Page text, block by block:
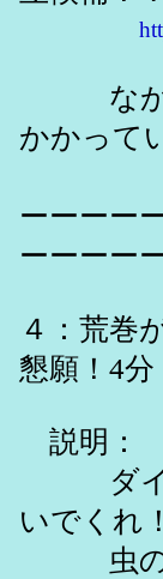
なかや
かかって
なか
ーーーー
ーーーー
４：荒巻
懇願！4分
説明：
ダイジ
いでくれ
虫のい